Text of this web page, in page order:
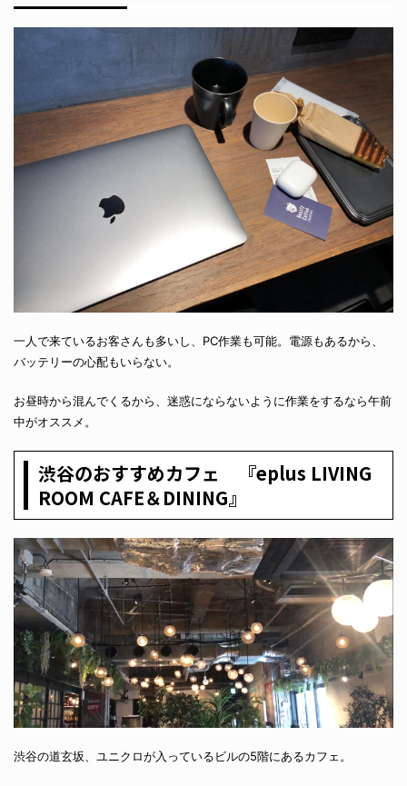
一人で来ているお客さんも多いし、PC作業も可能。電源もあるから、
バッテリーの心配もいらない。
お昼時から混んでくるから、迷惑にならないように作業をするなら午前
中がオススメ。
渋谷のおすすめカフェ 『eplus LIVING
ROOM CAFE＆DINING』
渋谷の道玄坂、ユニクロが入っているビルの5階にあるカフェ。